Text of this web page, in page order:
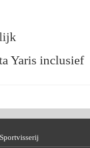
Yaris inclusief
Sportvisserij